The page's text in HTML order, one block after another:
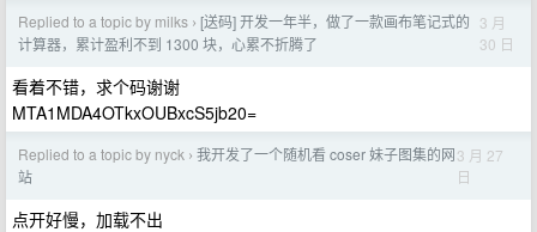
Replied to a topic by milks › [送码] 开发一年半，做了一款画布笔记式的
计算器，累计盈利不到 1300 块，心累不折腾了
3 月
30 日
看着不错，求个码谢谢
MTA1MDA4OTkxOUBxcS5jb20=
Replied to a topic by nyck › 我开发了一个随机看 coser 妹子图集的网
站
3 月 27
日
点开好慢，加载不出